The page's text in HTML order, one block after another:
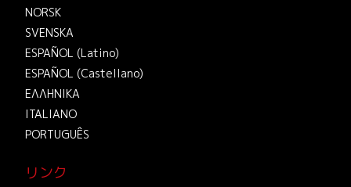
NORSK
SVENSKA
ESPAÑOL (Latino)
ESPAÑOL (Castellano)
ΕΛΛΗΝΙΚA
ITALIANO
PORTUGUÊS
リンク